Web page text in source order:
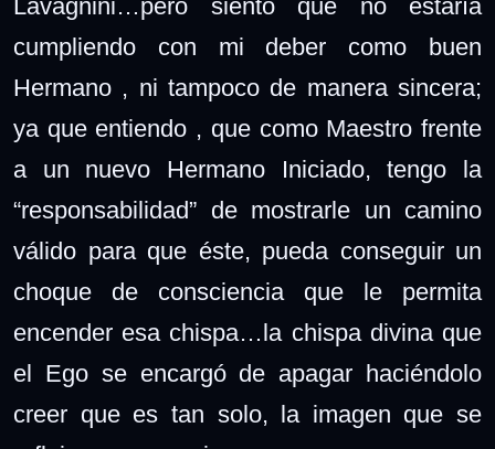
Lavagnini…pero siento que no estaría
cumpliendo con mi deber como buen
Hermano , ni tampoco de manera sincera;
ya que entiendo , que como Maestro frente
a un nuevo Hermano Iniciado, tengo la
“responsabilidad” de mostrarle un camino
válido para que éste, pueda conseguir un
choque de consciencia que le permita
encender esa chispa…la chispa divina que
el Ego se encargó de apagar haciéndolo
creer que es tan solo, la imagen que se